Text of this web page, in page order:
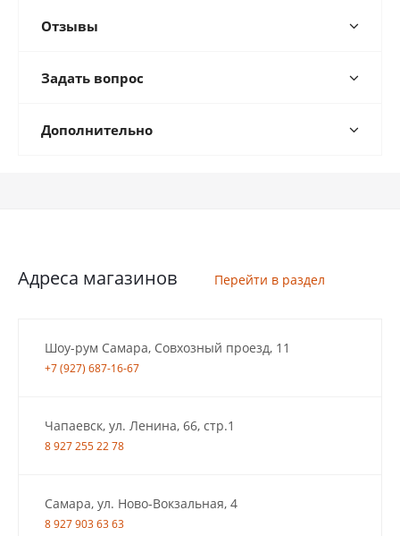
Отзывы
Задать вопрос
Дополнительно
Адреса магазинов Перейти в раздел
Шоу-рум Самара, Совхозный проезд, 11
+7 (927) 687-16-67
Чапаевск, ул. Ленина, 66, стр.1
8 927 255 22 78
Самара, ул. Ново-Вокзальная, 4
8 927 903 63 63